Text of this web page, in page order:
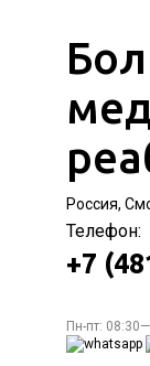
Россия,
Телефон:
+7
Пн-пт: